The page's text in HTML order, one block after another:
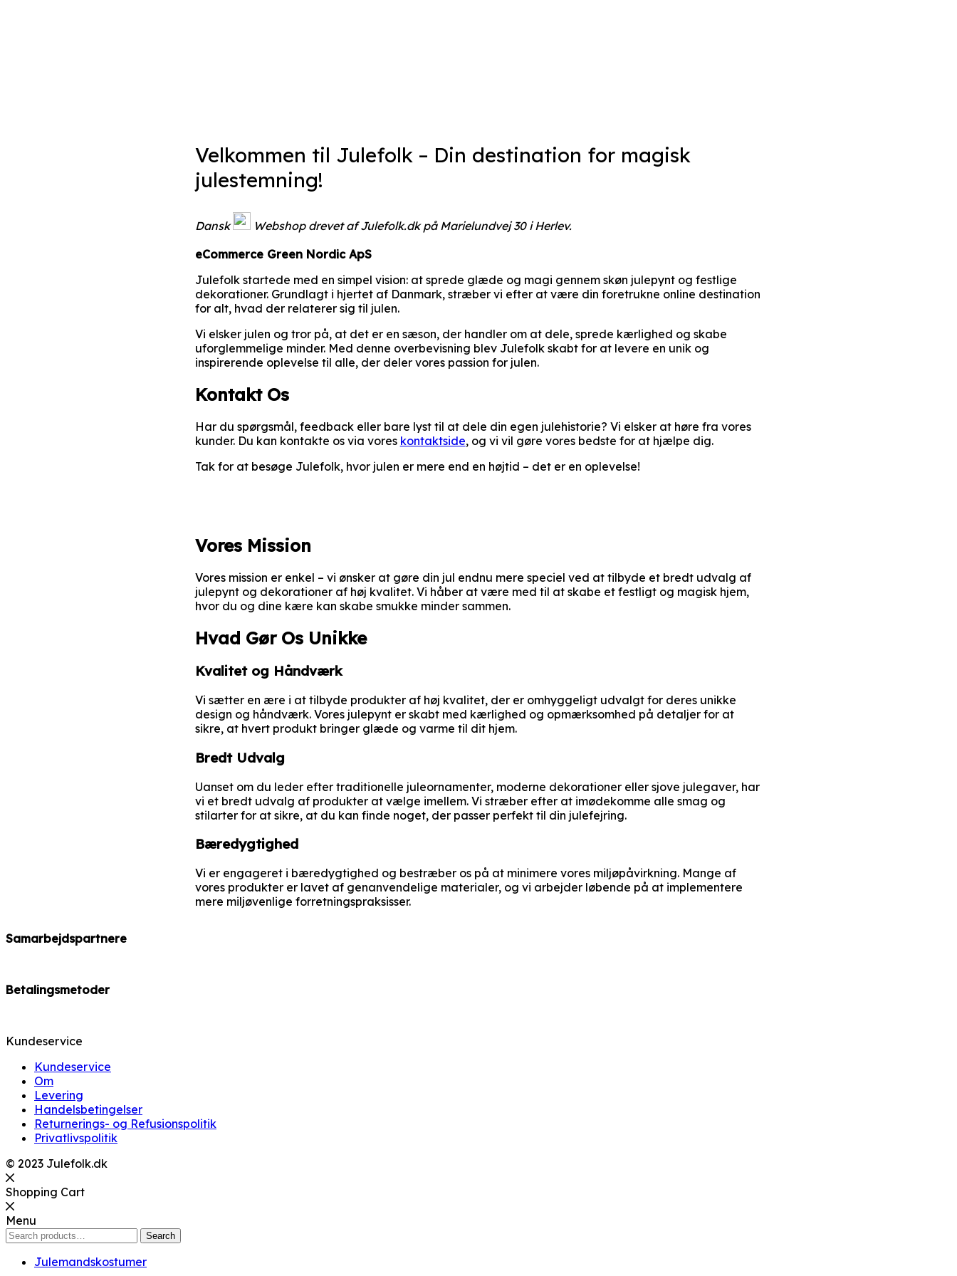
Velkommen til Julefolk – Din destination for magisk
julestemning!
Dansk
Webshop drevet af Julefolk.dk på Marielundvej 30 i Herlev.
eCommerce Green Nordic ApS
Julefolk startede med en simpel vision: at sprede glæde og magi gennem skøn julepynt og festlige
dekorationer. Grundlagt i hjertet af Danmark, stræber vi efter at være din foretrukne online destination
for alt, hvad der relaterer sig til julen.
Vi elsker julen og tror på, at det er en sæson, der handler om at dele, sprede kærlighed og skabe
uforglemmelige minder. Med denne overbevisning blev Julefolk skabt for at levere en unik og
inspirerende oplevelse til alle, der deler vores passion for julen.
Kontakt Os
Har du spørgsmål, feedback eller bare lyst til at dele din egen julehistorie? Vi elsker at høre fra vores
kunder. Du kan kontakte os via vores kontaktside, og vi vil gøre vores bedste for at hjælpe dig.
Tak for at besøge Julefolk, hvor julen er mere end en højtid – det er en oplevelse!
Vores Mission
Vores mission er enkel – vi ønsker at gøre din jul endnu mere speciel ved at tilbyde et bredt udvalg af
julepynt og dekorationer af høj kvalitet. Vi håber at være med til at skabe et festligt og magisk hjem,
hvor du og dine kære kan skabe smukke minder sammen.
Hvad Gør Os Unikke
Kvalitet og Håndværk
Vi sætter en ære i at tilbyde produkter af høj kvalitet, der er omhyggeligt udvalgt for deres unikke
design og håndværk. Vores julepynt er skabt med kærlighed og opmærksomhed på detaljer for at
sikre, at hvert produkt bringer glæde og varme til dit hjem.
Bredt Udvalg
Uanset om du leder efter traditionelle juleornamenter, moderne dekorationer eller sjove julegaver, har
vi et bredt udvalg af produkter at vælge imellem. Vi stræber efter at imødekomme alle smag og
stilarter for at sikre, at du kan finde noget, der passer perfekt til din julefejring.
Bæredygtighed
Vi er engageret i bæredygtighed og bestræber os på at minimere vores miljøpåvirkning. Mange af
vores produkter er lavet af genanvendelige materialer, og vi arbejder løbende på at implementere
mere miljøvenlige forretningspraksisser.
Samarbejdspartnere
Betalingsmetoder
Kundeservice
Kundeservice
Om
Levering
Handelsbetingelser
Returnerings- og Refusionspolitik
Privatlivspolitik
© 2023 Julefolk.dk
Shopping Cart
Menu
Search
Search
Julemandskostumer